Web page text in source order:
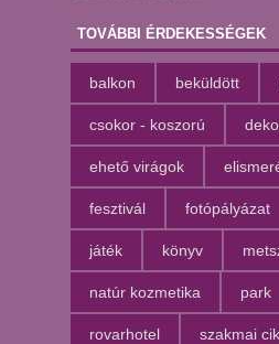
TOVÁBBI ÉRDEKESSÉGEK
balkon beküldött
csokor - koszorú
ehető virágok
fesztivál fotópályázat
játék könyv
natúr kozmetika park
rovarhotel szakmai